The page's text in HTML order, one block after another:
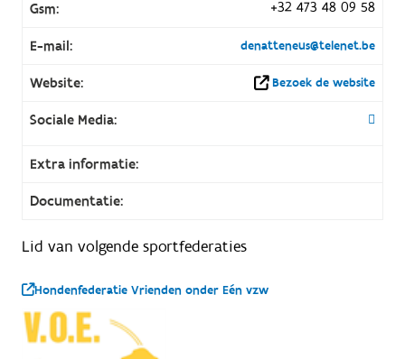
Gsm: +32 473 48 09 58
E-mail: denatteneus@telenet.be
Website: Bezoek de website
Sociale Media:
Extra informatie:
Documentatie:
Lid van volgende sportfederaties
Hondenfederatie Vrienden onder Eén vzw